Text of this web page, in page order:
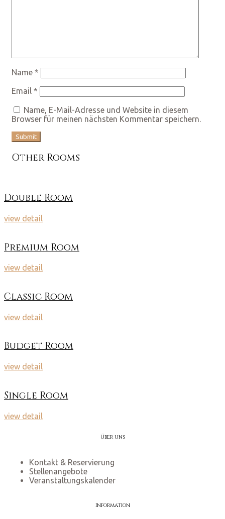
Name *
Email *
Name, E-Mail-Adresse und Website in diesem
Browser für meinen nächsten Kommentar speichern.
Other Rooms
Double Room
view detail
Premium Room
view detail
Classic Room
view detail
Budget Room
view detail
Single Room
view detail
Über uns
Kontakt & Reservierung
Stellenangebote
Veranstaltungskalender
Information